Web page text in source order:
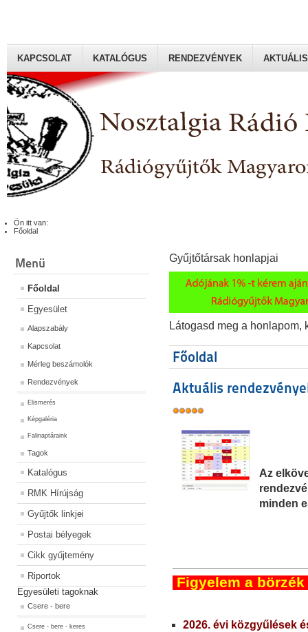
Rádiógyűjtők Magyaroszági Klubja
KAPCSOLAT KATALÓGUS RENDEZVÉNYEK AKTUÁLIS
Ön itt van:
Főoldal
Menü
Főoldal
Egyesület
Alapszabály
Kapcsolat
Mérleg beszámolók
Rendezvények
Elismerés
Képgaléria
Falinaptáraink
Tagok
Katalógus
RMK Hírújság
Gyűjtők linkjei
Postai bélyegek
Cikk gyűjtemény
Riportok
Egyesületi tagoknak
Csere - bere
Csere - bere - keres
Gyűjtőtársak honlapjai
Látogasd meg a honlapom,
Főoldal
Aktuális
Az
minden
Figyelem a
2026. évi közgyűlések